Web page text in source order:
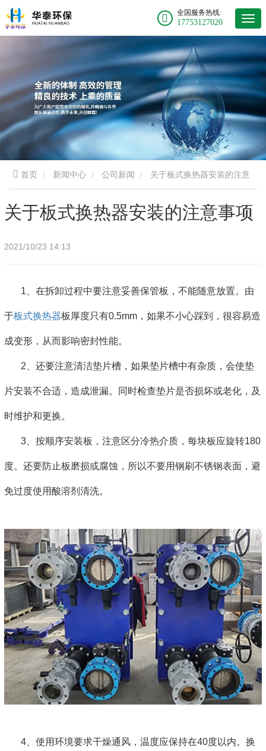
全国服务热线:
17753127020
首页 新闻中心 公司新闻
事项
关于板式换热器安装的注意事项
2021/10/23 14:13
1、在拆卸过程中要注意妥善保管板，不能随意放置。由
于板式换热器板厚度只有0.5mm，如果不小心踩到，很容易造
成变形，从而影响密封性能。
2、还要注意清洁垫片槽，如果垫片槽中有杂质，会使垫
片安装不合适，造成泄漏。同时检查垫片是否损坏或老化，及
时维护和更换。
3、按顺序安装板，注意区分冷热介质，每块板应旋转180
度。还要防止板磨损或腐蚀，所以不要用钢刷不锈钢表面，避
免过度使用酸溶剂清洗。
4、使用环境要求干燥通风，温度应保持在40度以内。换